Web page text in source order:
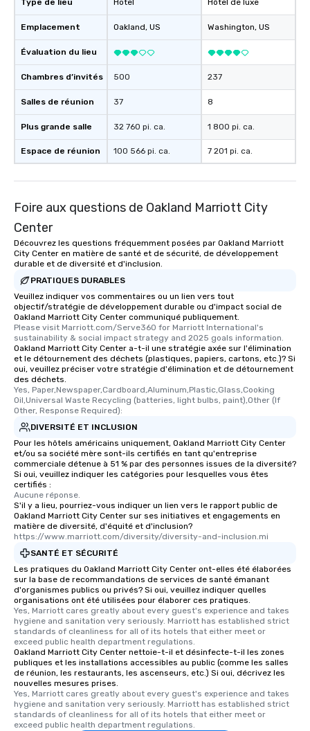
Type de lieu
Emplacement
Évaluation du lieu
Chambres d’invités
Salles de réunion
Plus grande salle
Espace de réunion
Hotel
Oakland, US
500
37
32 760 pi. ca.
100 566 pi. ca.
Hôtel de luxe
Washington, US
237
8
1 800 pi. ca.
7 201 pi. ca.
Foire aux questions de Oakland Marriott City
Center
Découvrez les questions fréquemment posées par Oakland Marriott
City Center en matière de santé et de sécurité, de développement
durable et de diversité et d'inclusion.
PRATIQUES DURABLES
Veuillez indiquer vos commentaires ou un lien vers tout
objectif/stratégie de développement durable ou d'impact social de
Oakland Marriott City Center communiqué publiquement.
Please visit Marriott.com/Serve360 for Marriott International's
sustainability & social impact strategy and 2025 goals information.
Oakland Marriott City Center a-t-il une stratégie axée sur l'élimination
et le détournement des déchets (plastiques, papiers, cartons, etc.)? Si
oui, veuillez préciser votre stratégie d'élimination et de détournement
des déchets.
Yes, Paper,Newspaper,Cardboard,Aluminum,Plastic,Glass,Cooking
Oil,Universal Waste Recycling (batteries, light bulbs, paint),Other (If
Other, Response Required):
DIVERSITÉ ET INCLUSION
Pour les hôtels américains uniquement, Oakland Marriott City Center
et/ou sa société mère sont-ils certifiés en tant qu'entreprise
commerciale détenue à 51 % par des personnes issues de la diversité?
Si oui, veuillez indiquer les catégories pour lesquelles vous êtes
certifiés :
Aucune réponse.
S'il y a lieu, pourriez-vous indiquer un lien vers le rapport public de
Oakland Marriott City Center sur ses initiatives et engagements en
matière de diversité, d'équité et d'inclusion?
https://www.marriott.com/diversity/diversity-and-inclusion.mi
SANTÉ ET SÉCURITÉ
Les pratiques du Oakland Marriott City Center ont-elles été élaborées
sur la base de recommandations de services de santé émanant
d'organismes publics ou privés? Si oui, veuillez indiquer quelles
organisations ont été utilisées pour élaborer ces pratiques.
Yes, Marriott cares greatly about every guest's experience and takes
hygiene and sanitation very seriously. Marriott has established strict
standards of cleanliness for all of its hotels that either meet or
exceed public health department regulations.
Oakland Marriott City Center nettoie-t-il et désinfecte-t-il les zones
publiques et les installations accessibles au public (comme les salles
de réunion, les restaurants, les ascenseurs, etc.) Si oui, décrivez les
nouvelles mesures prises.
Yes, Marriott cares greatly about every guest's experience and takes
hygiene and sanitation very seriously. Marriott has established strict
standards of cleanliness for all of its hotels that either meet or
exceed public health department regulations.